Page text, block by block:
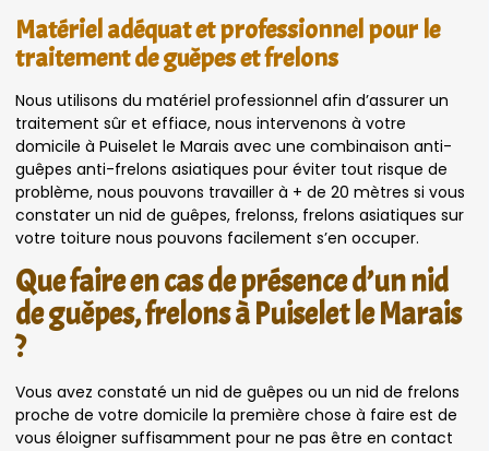
Matériel adéquat et professionnel pour le
traitement de guêpes et frelons
Nous utilisons du matériel professionnel afin d’assurer un
traitement sûr et effiace, nous intervenons à votre
domicile à Puiselet le Marais avec une combinaison anti-
guêpes anti-frelons asiatiques pour éviter tout risque de
problème, nous pouvons travailler à + de 20 mètres si vous
constater un nid de guêpes, frelonss, frelons asiatiques sur
votre toiture nous pouvons facilement s’en occuper.
Que faire en cas de présence d’un nid
de guêpes, frelons à Puiselet le Marais
?
Vous avez constaté un nid de guêpes ou un nid de frelons
proche de votre domicile la première chose à faire est de
vous éloigner suffisamment pour ne pas être en contact